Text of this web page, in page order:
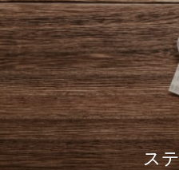
ス